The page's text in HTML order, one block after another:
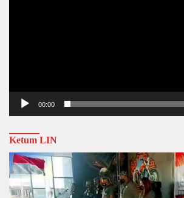
00:00
Ketum LIN
Video
Player